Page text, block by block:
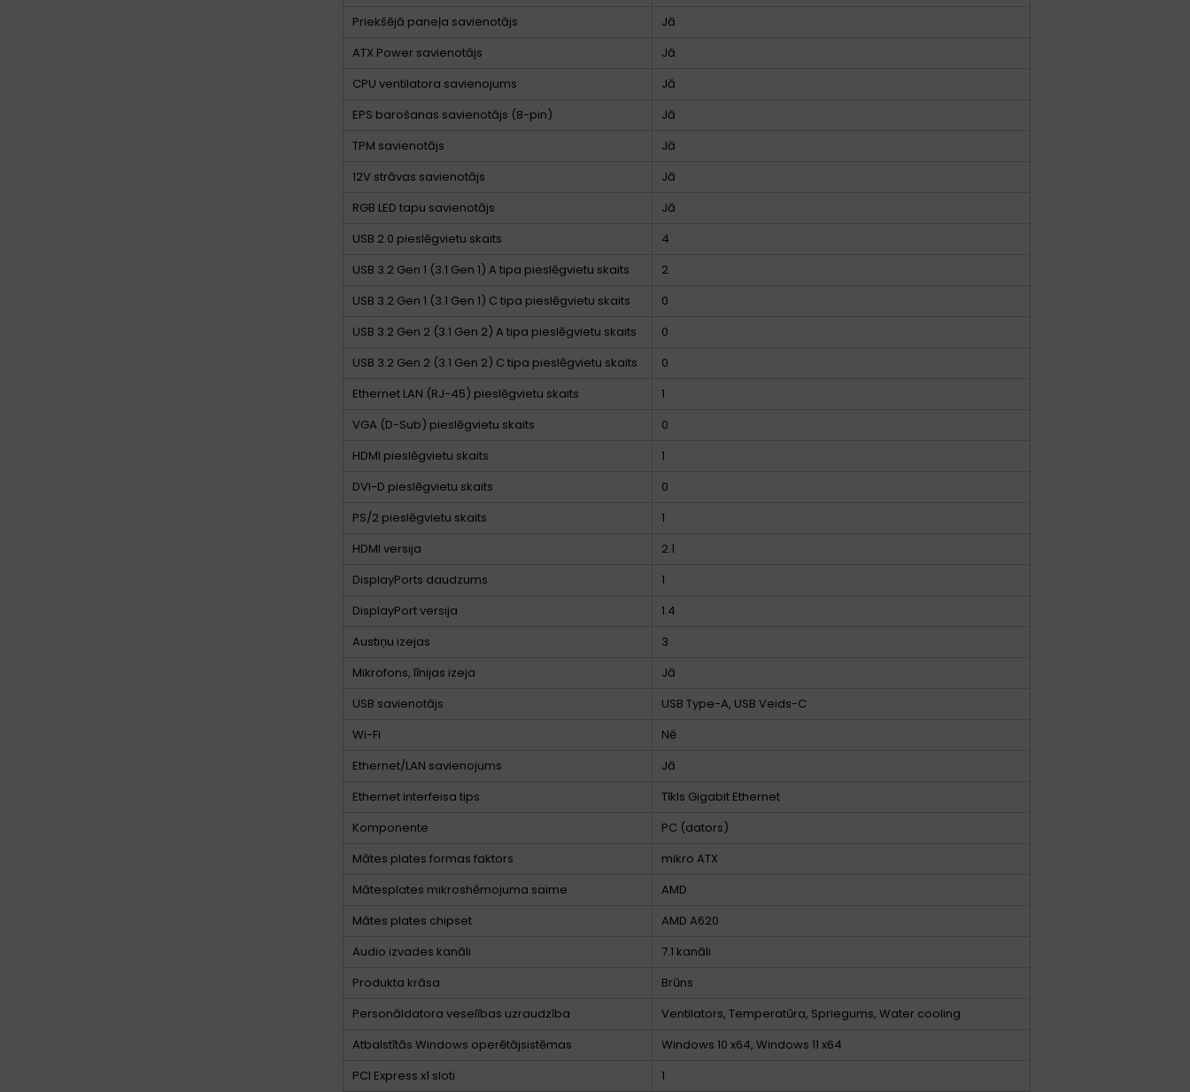
Priekšējā paneļa savienotājs
Jā
ATX Power savienotājs
Jā
CPU ventilatora savienojums
Jā
EPS barošanas savienotājs (8-pin)
Jā
TPM savienotājs
Jā
12V strāvas savienotājs
Jā
RGB LED tapu savienotājs
Jā
USB 2.0 pieslēgvietu skaits
4
USB 3.2 Gen 1 (3.1 Gen 1) A tipa pieslēgvietu skaits
2
USB 3.2 Gen 1 (3.1 Gen 1) C tipa pieslēgvietu skaits
0
USB 3.2 Gen 2 (3.1 Gen 2) A tipa pieslēgvietu skaits
0
USB 3.2 Gen 2 (3.1 Gen 2) C tipa pieslēgvietu skaits
0
Ethernet LAN (RJ-45) pieslēgvietu skaits
1
VGA (D-Sub) pieslēgvietu skaits
0
HDMI pieslēgvietu skaits
1
DVI-D pieslēgvietu skaits
0
PS/2 pieslēgvietu skaits
1
HDMI versija
2.1
DisplayPorts daudzums
1
DisplayPort versija
1.4
Austiņu izejas
3
Mikrofons, līnijas izeja
Jā
USB savienotājs
USB Type-A, USB Veids-C
Wi-Fi
Nē
Ethernet/LAN savienojums
Jā
Ethernet interfeisa tips
Tīkls Gigabit Ethernet
Komponente
PC (dators)
Mātes plates formas faktors
mikro ATX
Mātesplates mikroshēmojuma saime
AMD
Mātes plates chipset
AMD A620
Audio izvades kanāli
7.1 kanāli
Produkta krāsa
Brūns
Personāldatora veselības uzraudzība
Ventilators, Temperatūra, Spriegums, Water cooling
Atbalstītās Windows operētājsistēmas
Windows 10 x64, Windows 11 x64
PCI Express x1 sloti
1